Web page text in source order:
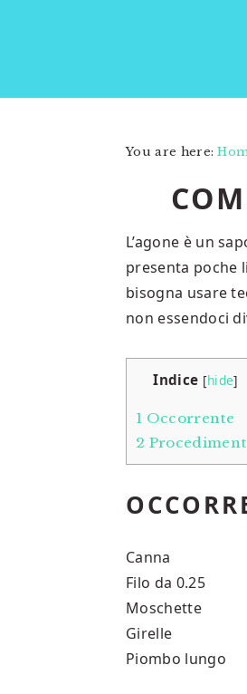
You are here:
L’agone è un
presenta poche
bisogna usare
non essendoci
Indice [hide]
1 Occorrente
2
Canna
Filo da 0.25
Moschette
Girelle
Piombo lungo